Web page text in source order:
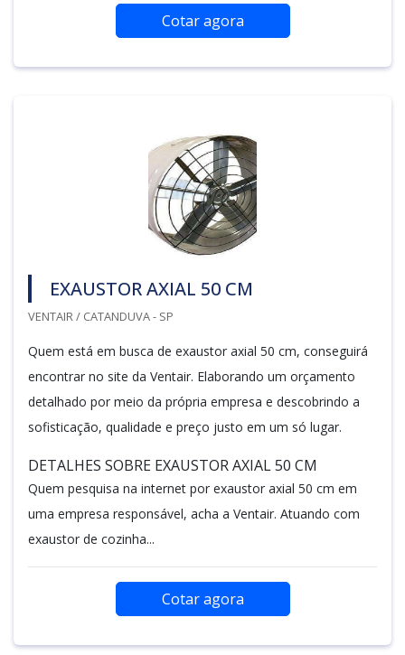
Cotar agora
EXAUSTOR AXIAL 50 CM
VENTAIR / CATANDUVA - SP
Quem está em busca de exaustor axial 50 cm, conseguirá
encontrar no site da Ventair. Elaborando um orçamento
detalhado por meio da própria empresa e descobrindo a
sofisticação, qualidade e preço justo em um só lugar.
DETALHES SOBRE EXAUSTOR AXIAL 50 CM
Quem pesquisa na internet por exaustor axial 50 cm em
uma empresa responsável, acha a Ventair. Atuando com
exaustor de cozinha...
Cotar agora